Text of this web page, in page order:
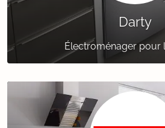
Darty
Électroménager pour